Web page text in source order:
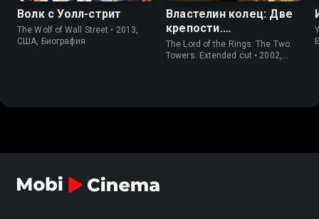
Волк с Уолл-стрит
The Wolf of Wall Street • 2013,
США, Биография
Властелин колец: Две
крепости.
Расширенная версия
The Lord of the Rings: The Two
Towers. Extended cut • 2002,